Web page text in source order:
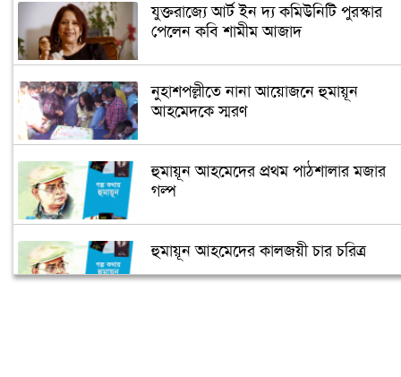
যুক্তরাজ্যে আর্ট ইন দ্য কমিউনিটি পুরস্কার
পেলেন কবি শামীম আজাদ
নুহাশপল্লীতে নানা আয়োজনে হুমায়ূন
আহমেদকে স্মরণ
হুমায়ূন আহমেদের প্রথম পাঠশালার মজার
গল্প
হুমায়ূন আহমেদের কালজয়ী চার চরিত্র